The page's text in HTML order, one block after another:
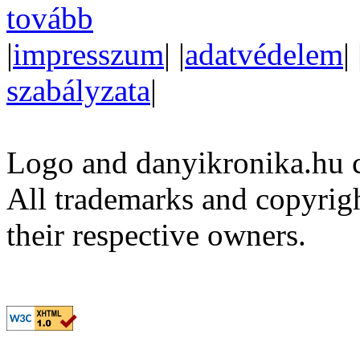
tovább
|impresszum| |adatvédelem|
szabályzata|
Logo and
All trademarks and
their respective owners.